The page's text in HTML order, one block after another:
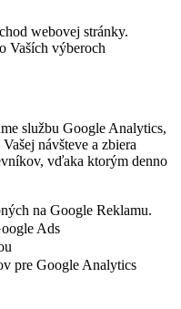
webovej stránky.
Vaších výberoch
službu Google Analytics,
návšteve a zbiera
vďaka ktorým denno
na Google Reklamu.
Ads
pre Google Analytics